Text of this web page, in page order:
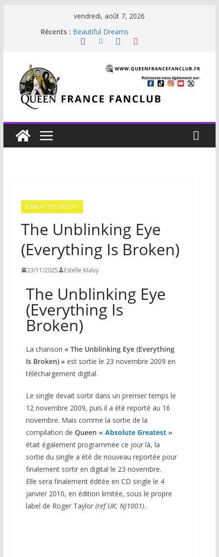
vendredi, août 7, 2026
Récents : Beautiful Dreams
Glouttons For Punishment (1981)
Je vis avec Freddie Mercury
A DAY AT THE GROUP !
The Unblinking Eye
(Everything Is Broken)
23/11/2025 Estelle Malvy
The Unblinking Eye
(Everything Is
Broken)
La chanson « The Unblinking Eye (Everything
Is Broken) » est sortie le 23 novembre 2009 en
téléchargement digital.
Le single devait sortir dans un premier temps le
12 novembre 2009, puis il a été reporté au 16
novembre. Mais comme la sortie de la
compilation de Queen « Absolute Greatest »
était également programmée ce jour là, la
sortie du single a été de nouveau reportée pour
finalement sortir en digital le 23 novembre.
Elle sera finalement éditée en CD single le 4
janvier 2010, en édition limitée, sous le propre
label de Roger Taylor (ref UK: NJ1001).